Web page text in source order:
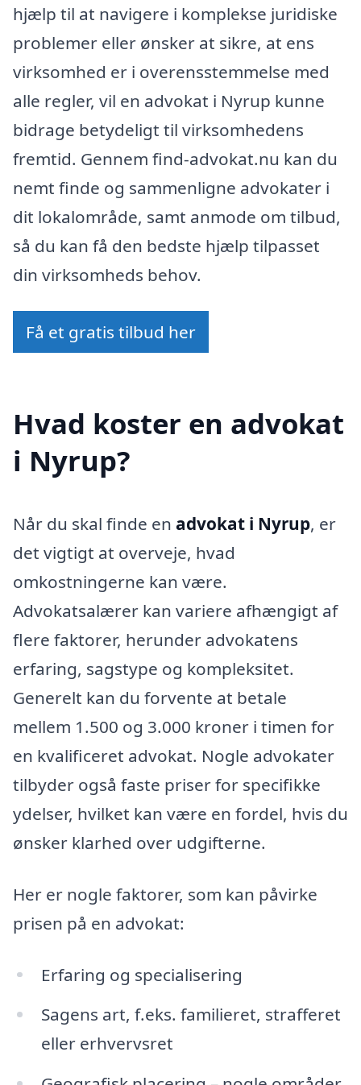
hjælp til at navigere i komplekse juridiske
problemer eller ønsker at sikre, at ens
virksomhed er i overensstemmelse med
alle regler, vil en advokat i Nyrup kunne
bidrage betydeligt til virksomhedens
fremtid. Gennem find-advokat.nu kan du
nemt finde og sammenligne advokater i
dit lokalområde, samt anmode om tilbud,
så du kan få den bedste hjælp tilpasset
din virksomheds behov.
Få et gratis tilbud her
Hvad koster en advokat
i Nyrup?
Når du skal finde en advokat i Nyrup, er
det vigtigt at overveje, hvad
omkostningerne kan være.
Advokatsalærer kan variere afhængigt af
flere faktorer, herunder advokatens
erfaring, sagstype og kompleksitet.
Generelt kan du forvente at betale
mellem 1.500 og 3.000 kroner i timen for
en kvalificeret advokat. Nogle advokater
tilbyder også faste priser for specifikke
ydelser, hvilket kan være en fordel, hvis du
ønsker klarhed over udgifterne.
Her er nogle faktorer, som kan påvirke
prisen på en advokat:
Erfaring og specialisering
Sagens art, f.eks. familieret, strafferet
eller erhvervsret